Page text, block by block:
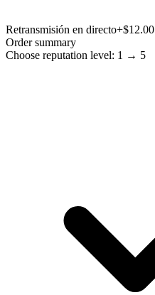
Retransmisión en directo+$12.00
Order summary
Choose reputation level: 1 → 5